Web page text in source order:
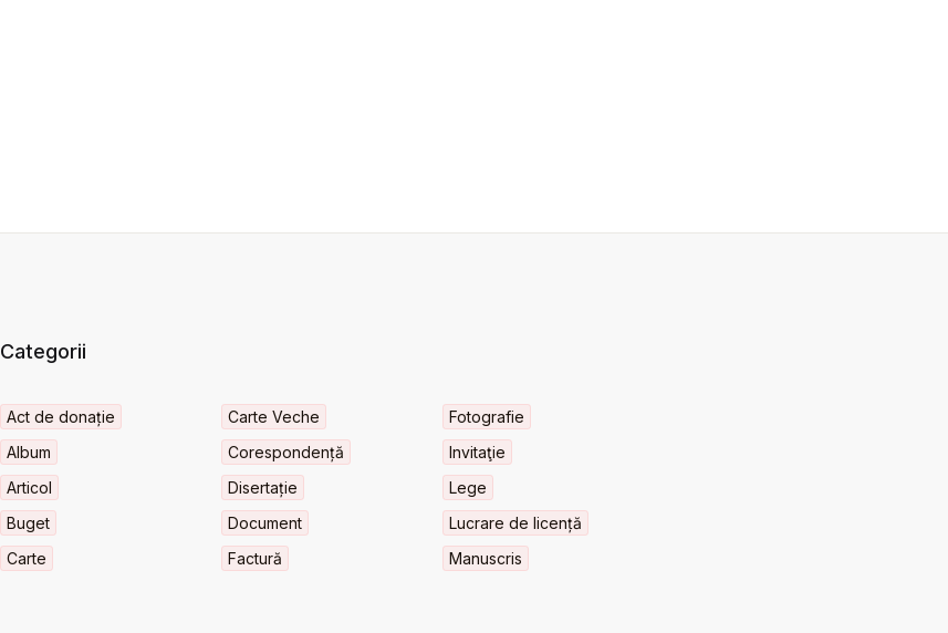
Categorii
Act de donație
Album
Articol
Buget
Carte
Carte Veche
Corespondență
Disertație
Document
Factură
Fotografie
Invitaţie
Lege
Lucrare de licență
Manuscris